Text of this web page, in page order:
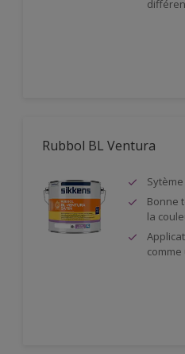
Rubbol BL Ventura
Bonne
la